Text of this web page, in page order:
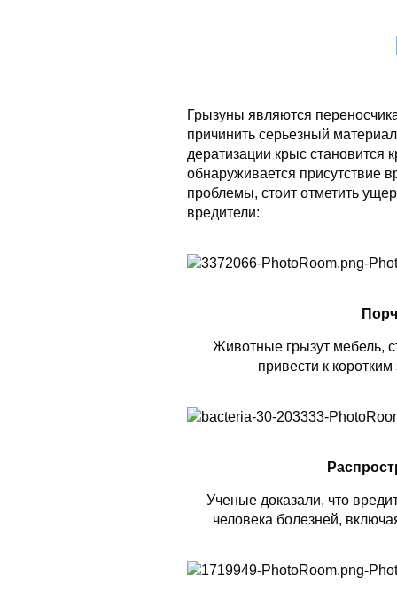
Грызуны являются
причинить серьезный
дератизации крыс становится
обнаруживается присутствие
проблемы, стоит отметить
вредители:
Животные грызут мебель,
привести к
Ученые доказали, что
человека болезней,